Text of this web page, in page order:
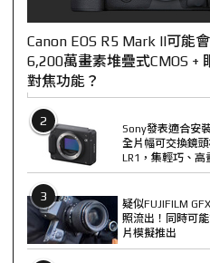
Canon EOS R5 Mark II可能
6,200萬畫素堆疊式CMOS +
對焦功能？
2
Sony發表適合安
全片幅可交換鏡
LR1，集輕巧、高
3
疑似FUJIFILM
照流出！同時可
片模擬推出